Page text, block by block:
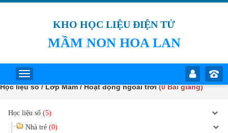
KHO HỌC LIỆU ĐIỆN TỬ
MẦM NON HOA LAN
Học liệu số / Lớp Mầm / Hoạt động ngoài trời(0 Bài giảng)
Học liệu số (5)
Nhà trẻ (0)